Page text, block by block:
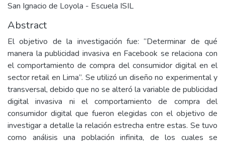
San Ignacio de Loyola - Escuela ISIL
Abstract
El objetivo de la investigación fue: “Determinar de qué
manera la publicidad invasiva en Facebook se relaciona con
el comportamiento de compra del consumidor digital en el
sector retail en Lima”. Se utilizó un diseño no experimental y
transversal, debido que no se alteró la variable de publicidad
digital invasiva ni el comportamiento de compra del
consumidor digital que fueron elegidas con el objetivo de
investigar a detalle la relación estrecha entre estas. Se tuvo
como análisis una población infinita, de los cuales se